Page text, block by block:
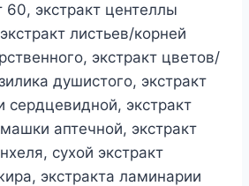
60, экстракт центеллы
листьев/корней
экстракт цветов/
душистого, экстракт
сердцевидной, экстракт
аптечной, экстракт
сухой экстракт
экстракта ламинарии